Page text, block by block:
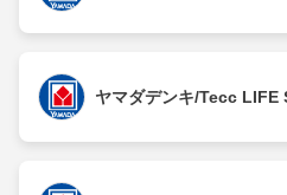
ヤマダデンキ/Tecc LIFE